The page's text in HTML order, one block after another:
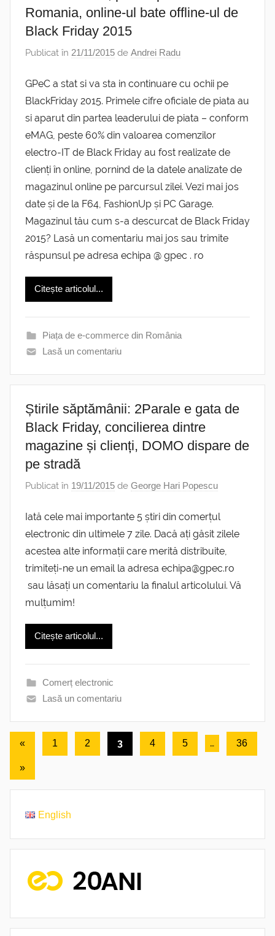
Romania, online-ul bate offline-ul de
Black Friday 2015
Publicat în 21/11/2015 de Andrei Radu
GPeC a stat si va sta in continuare cu ochii pe
BlackFriday 2015. Primele cifre oficiale de piata au
si aparut din partea leaderului de piata – conform
eMAG, peste 60% din valoarea comenzilor
electro-IT de Black Friday au fost realizate de
clienți în online, pornind de la datele analizate de
magazinul online pe parcursul zilei. Vezi mai jos
date și de la F64, FashionUp și PC Garage.
Magazinul tău cum s-a descurcat de Black Friday
2015? Lasă un comentariu mai jos sau trimite
răspunsul pe adresa echipa @ gpec . ro
Citește articolul...
Piața de e-commerce din România
Lasă un comentariu
Știrile săptămânii: 2Parale e gata de
Black Friday, concilierea dintre
magazine și clienți, DOMO dispare de
pe stradă
Publicat în 19/11/2015 de George Hari Popescu
Iată cele mai importante 5 știri din comerțul
electronic din ultimele 7 zile. Dacă ați găsit zilele
acestea alte informații care merită distribuite,
trimiteți-ne un email la adresa echipa@gpec.ro
sau lăsați un comentariu la finalul articolului. Vă
mulțumim!
Citește articolul...
Comerț electronic
Lasă un comentariu
Paginație
articole
«Articole
1 2 3 4 5 … 36
Următoarele
»
English